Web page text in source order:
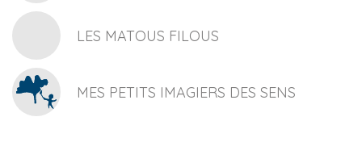
LES MATOUS FILOUS
MES PETITS IMAGIERS DES SENS